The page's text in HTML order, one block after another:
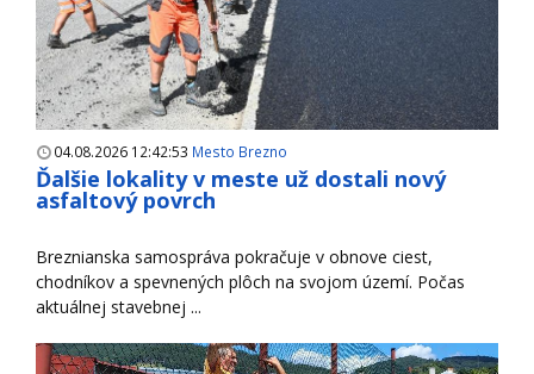
04.08.2026 12:42:53 Mesto Brezno
Ďalšie lokality v meste už dostali nový
asfaltový povrch
Breznianska samospráva pokračuje v obnove ciest,
chodníkov a spevnených plôch na svojom území. Počas
aktuálnej stavebnej ...